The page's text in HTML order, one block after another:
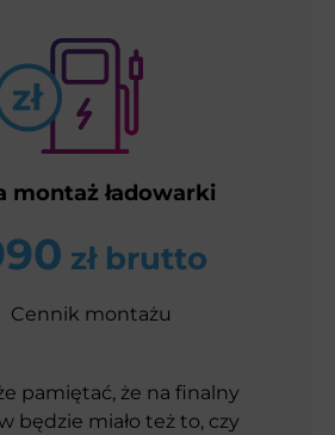
montaż ładowarki
zł brutto
Cennik montażu
pamiętać, że na finalny
będzie miało też to, czy